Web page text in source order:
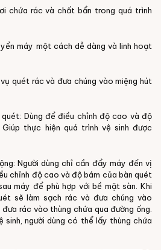
chứa rác và chất bẩn trong quá trình
máy một cách dễ dàng và linh hoạt
quét rác và đưa chúng vào miệng hút
Dùng để điều chỉnh độ cao và độ
thực hiện quá trình vệ sinh được
Người dùng chỉ cần đẩy máy đến vị
chỉnh độ cao và độ bám của bàn quét
máy để phù hợp với bề mặt sàn. Khi
sẽ làm sạch rác và đưa chúng vào
rác vào thùng chứa qua đường ống.
sinh, người dùng có thể lấy thùng chứa